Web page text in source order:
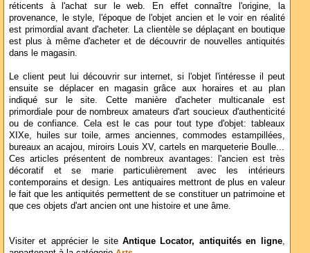
réticents à l'achat sur le web. En effet connaître l'origine, la
provenance, le style, l'époque de l'objet ancien et le voir en réalité
est primordial avant d'acheter. La clientèle se déplaçant en boutique
est plus à même d'acheter et de découvrir de nouvelles antiquités
dans le magasin.
Le client peut lui découvrir sur internet, si l'objet l'intéresse il peut
ensuite se déplacer en magasin grâce aux horaires et au plan
indiqué sur le site. Cette manière d'acheter multicanale est
primordiale pour de nombreux amateurs d'art soucieux d'authenticité
ou de confiance. Cela est le cas pour tout type d'objet: tableaux
XIXe, huiles sur toile, armes anciennes, commodes estampillées,
bureaux an acajou, miroirs Louis XV, cartels en marqueterie Boulle...
Ces articles présentent de nombreux avantages: l'ancien est très
décoratif et se marie particulièrement avec les intérieurs
contemporains et design. Les antiquaires mettront de plus en valeur
le fait que les antiquités permettent de se constituer un patrimoine et
que ces objets d'art ancien ont une histoire et une âme.
Visiter et apprécier le siteAntique Locator, antiquités en ligne,